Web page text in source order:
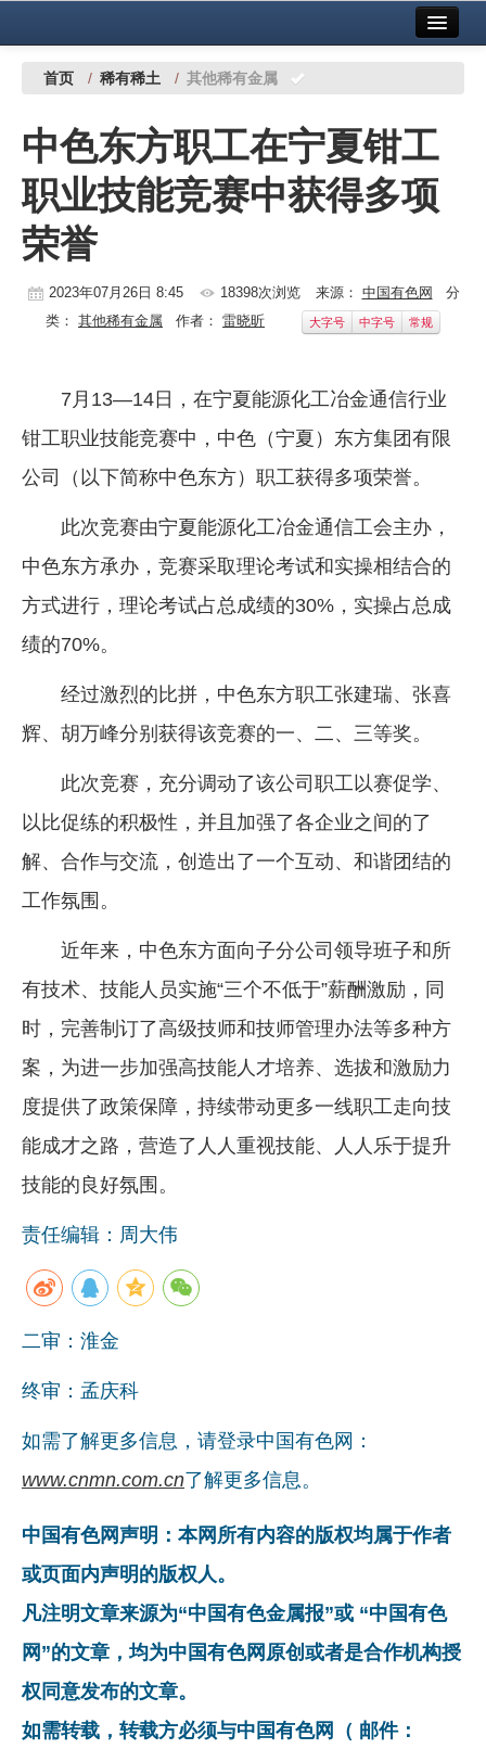
中国有色金属报社主办 广告服务
铜镍铅锌
铝
稀有稀土
有色市场
科技
党建工作
企业文化
《资源再生》杂志
行情报价
数字报
首页 / 稀有稀土 / 其他稀有金属
中色东方职工在宁夏钳工
职业技能竞赛中获得多项
荣誉
2023年07月26日 8:45 18398次浏览 来源： 中国有色网 分
类： 其他稀有金属 作者： 雷晓昕 大字号 中字号 常规
7月13—14日，在宁夏能源化工冶金通信行业
钳工职业技能竞赛中，中色（宁夏）东方集团有限
公司（以下简称中色东方）职工获得多项荣誉。
此次竞赛由宁夏能源化工冶金通信工会主办，
中色东方承办，竞赛采取理论考试和实操相结合的
方式进行，理论考试占总成绩的30%，实操占总成
绩的70%。
经过激烈的比拼，中色东方职工张建瑞、张喜
辉、胡万峰分别获得该竞赛的一、二、三等奖。
此次竞赛，充分调动了该公司职工以赛促学、
以比促练的积极性，并且加强了各企业之间的了
解、合作与交流，创造出了一个互动、和谐团结的
工作氛围。
近年来，中色东方面向子分公司领导班子和所
有技术、技能人员实施“三个不低于”薪酬激励，同
时，完善制订了高级技师和技师管理办法等多种方
案，为进一步加强高技能人才培养、选拔和激励力
度提供了政策保障，持续带动更多一线职工走向技
能成才之路，营造了人人重视技能、人人乐于提升
技能的良好氛围。
责任编辑：周大伟
二审：淮金
终审：孟庆科
如需了解更多信息，请登录中国有色网：
www.cnmn.com.cn了解更多信息。
中国有色网声明：本网所有内容的版权均属于作者
或页面内声明的版权人。
凡注明文章来源为“中国有色金属报”或 “中国有色
网”的文章，均为中国有色网原创或者是合作机构授
权同意发布的文章。
如需转载，转载方必须与中国有色网（ 邮件：